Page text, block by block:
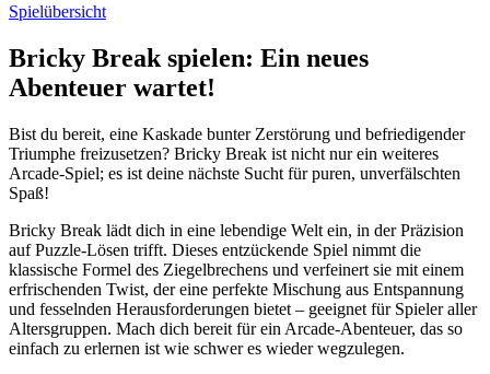
Spielübersicht
Bricky Break spielen: Ein neues
Abenteuer wartet!
Bist du bereit, eine Kaskade bunter Zerstörung und befriedigender
Triumphe freizusetzen? Bricky Break ist nicht nur ein weiteres
Arcade-Spiel; es ist deine nächste Sucht für puren, unverfälschten
Spaß!
Bricky Break lädt dich in eine lebendige Welt ein, in der Präzision
auf Puzzle-Lösen trifft. Dieses entzückende Spiel nimmt die
klassische Formel des Ziegelbrechens und verfeinert sie mit einem
erfrischenden Twist, der eine perfekte Mischung aus Entspannung
und fesselnden Herausforderungen bietet – geeignet für Spieler aller
Altersgruppen. Mach dich bereit für ein Arcade-Abenteuer, das so
einfach zu erlernen ist wie schwer es wieder wegzulegen.